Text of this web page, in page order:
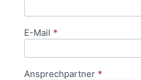
E-Mail *
Ansprechpartner *